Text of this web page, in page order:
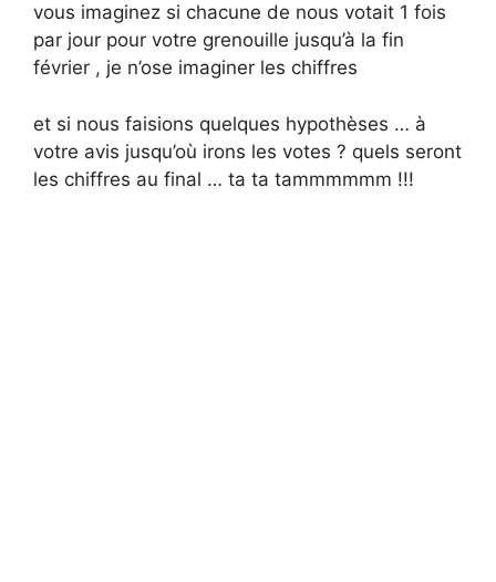
vous imaginez si chacune de nous votait 1 fois
par jour pour votre grenouille jusqu’à la fin
février , je n’ose imaginer les chiffres
et si nous faisions quelques hypothèses … à
votre avis jusqu’où irons les votes ? quels seront
les chiffres au final … ta ta tammmmmm !!!